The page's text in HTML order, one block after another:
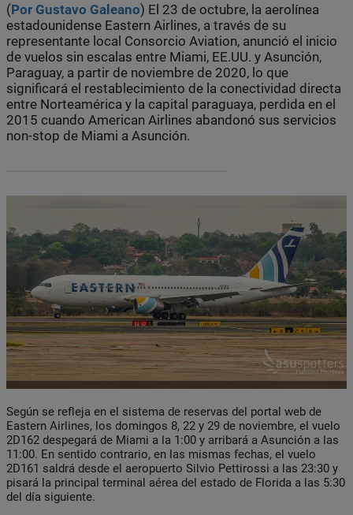
(Por Gustavo Galeano) El 23 de octubre, la aerolínea
estadounidense Eastern Airlines, a través de su
representante local Consorcio Aviation, anunció el inicio
de vuelos sin escalas entre Miami, EE.UU. y Asunción,
Paraguay, a partir de noviembre de 2020, lo que
significará el restablecimiento de la conectividad directa
entre Norteamérica y la capital paraguaya, perdida en el
2015 cuando American Airlines abandonó sus servicios
non-stop de Miami a Asunción.
Según se refleja en el sistema de reservas del portal web de
Eastern Airlines, los domingos 8, 22 y 29 de noviembre, el vuelo
2D162 despegará de Miami a la 1:00 y arribará a Asunción a las
11:00. En sentido contrario, en las mismas fechas, el vuelo
2D161 saldrá desde el aeropuerto Silvio Pettirossi a las 23:30 y
pisará la principal terminal aérea del estado de Florida a las 5:30
del día siguiente.